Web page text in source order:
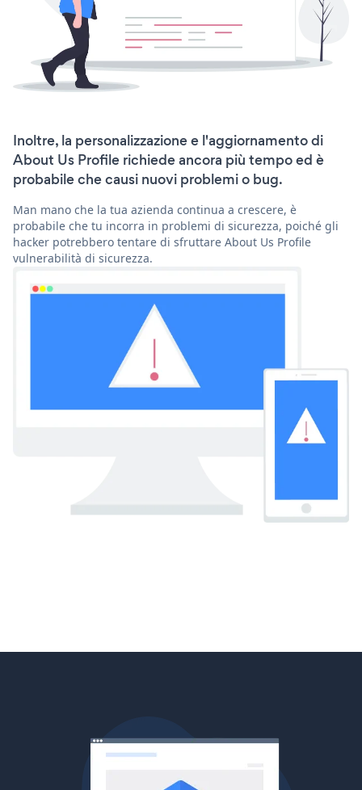
Inoltre, la personalizzazione e l'aggiornamento di
About Us Profile richiede ancora più tempo ed è
probabile che causi nuovi problemi o bug.
Man mano che la tua azienda continua a crescere, è
probabile che tu incorra in problemi di sicurezza, poiché gli
hacker potrebbero tentare di sfruttare About Us Profile
vulnerabilità di sicurezza.